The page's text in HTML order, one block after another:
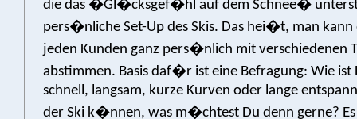
die das �Gl�cksgef�hl auf dem Schnee�
pers�nliche Set-Up des Skis. Das hei�t, man kann
jeden Kunden ganz pers�nlich mit verschiedenen
abstimmen. Basis daf�r ist eine Befragung: Wie
schnell, langsam, kurze Kurven oder lange
der Ski k�nnen, was m�chtest Du denn gerne?